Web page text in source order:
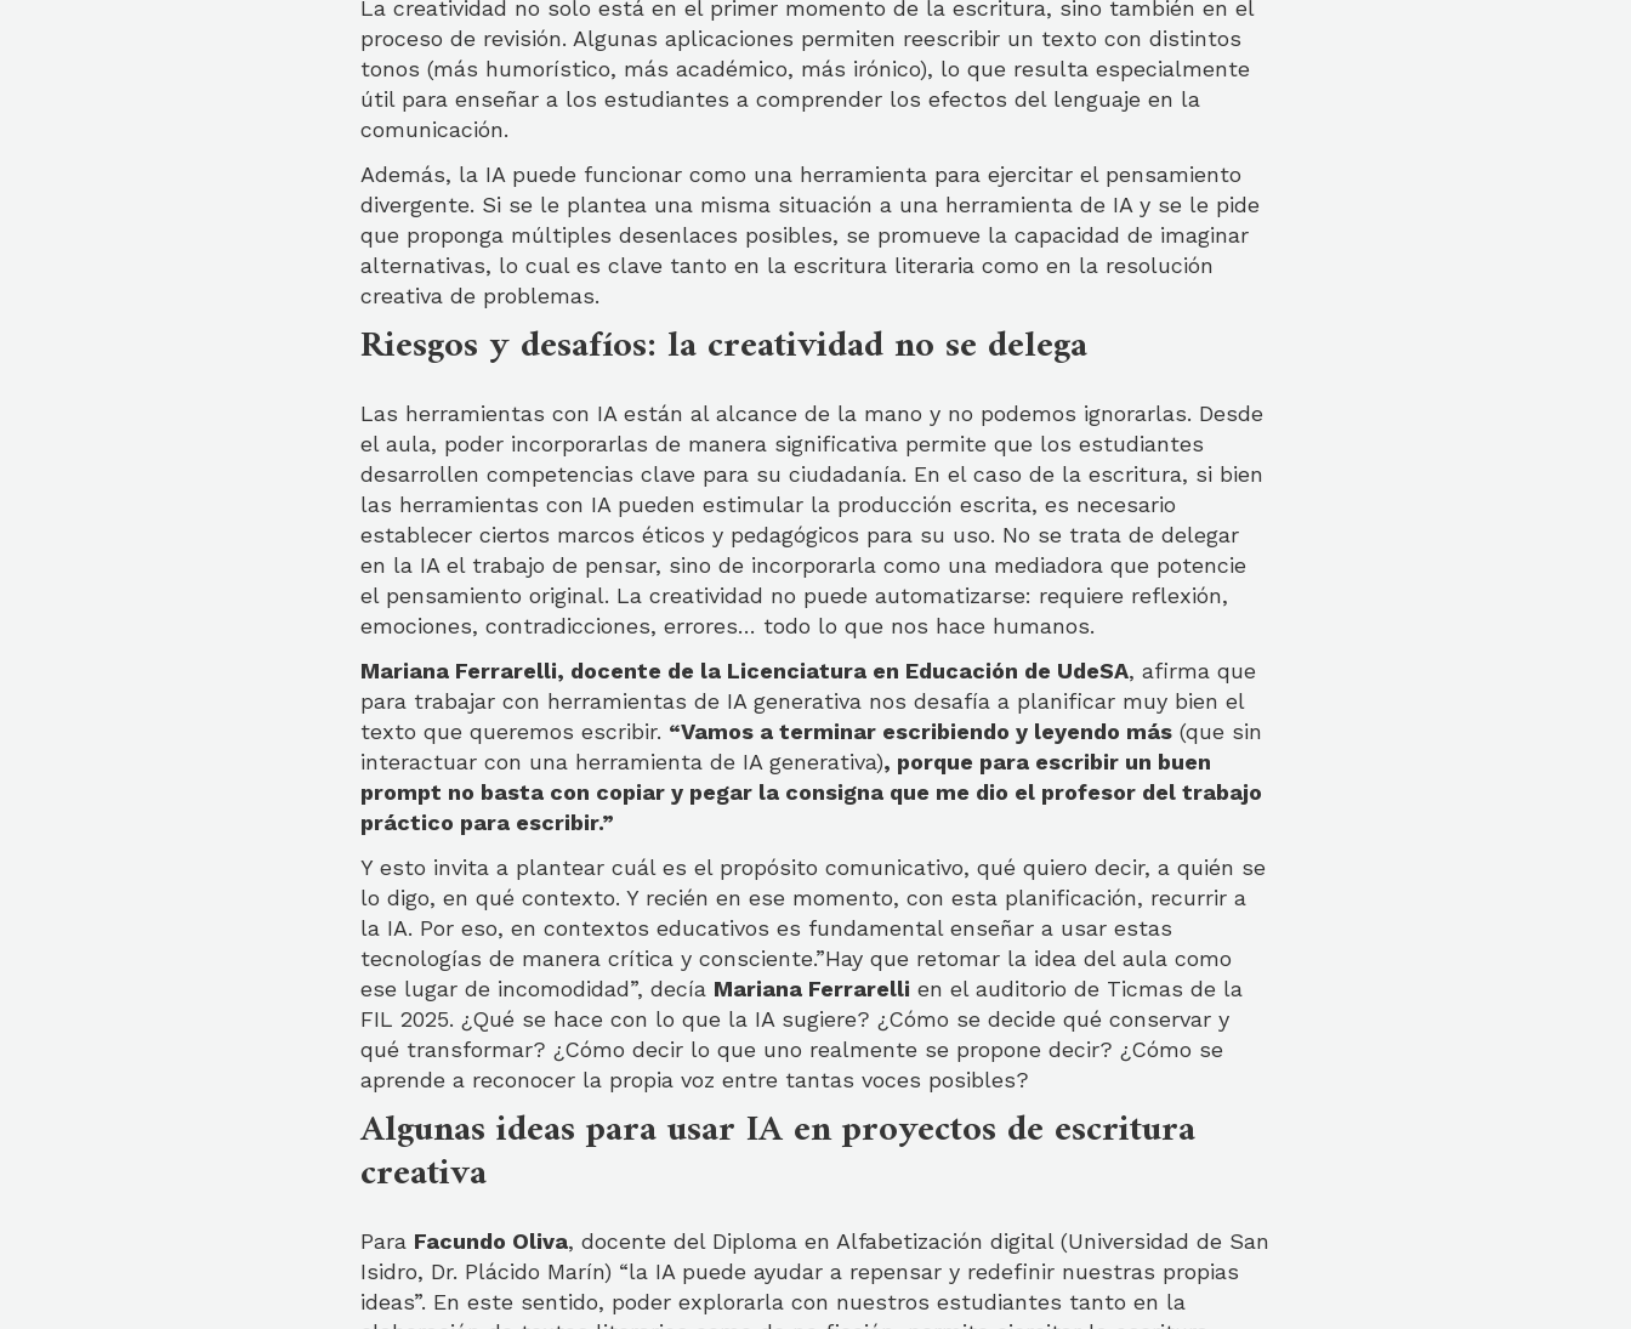
La creatividad no solo está en el primer momento de la escritura, sino también en el
proceso de revisión. Algunas aplicaciones permiten reescribir un texto con distintos
tonos (más humorístico, más académico, más irónico), lo que resulta especialmente
útil para enseñar a los estudiantes a comprender los efectos del lenguaje en la
comunicación.
Además, la IA puede funcionar como una herramienta para ejercitar el pensamiento
divergente. Si se le plantea una misma situación a una herramienta de IA y se le pide
que proponga múltiples desenlaces posibles, se promueve la capacidad de imaginar
alternativas, lo cual es clave tanto en la escritura literaria como en la resolución
creativa de problemas.
Riesgos y desafíos: la creatividad no se delega
Las herramientas con IA están al alcance de la mano y no podemos ignorarlas. Desde
el aula, poder incorporarlas de manera significativa permite que los estudiantes
desarrollen competencias clave para su ciudadanía. En el caso de la escritura, si bien
las herramientas con IA pueden estimular la producción escrita, es necesario
establecer ciertos marcos éticos y pedagógicos para su uso. No se trata de delegar
en la IA el trabajo de pensar, sino de incorporarla como una mediadora que potencie
el pensamiento original. La creatividad no puede automatizarse: requiere reflexión,
emociones, contradicciones, errores… todo lo que nos hace humanos.
Mariana Ferrarelli, docente de la Licenciatura en Educación de UdeSA, afirma que
para trabajar con herramientas de IA generativa nos desafía a planificar muy bien el
texto que queremos escribir. “Vamos a terminar escribiendo y leyendo más (que sin
interactuar con una herramienta de IA generativa), porque para escribir un buen
prompt no basta con copiar y pegar la consigna que me dio el profesor del trabajo
práctico para escribir.”
Y esto invita a plantear cuál es el propósito comunicativo, qué quiero decir, a quién se
lo digo, en qué contexto. Y recién en ese momento, con esta planificación, recurrir a
la IA. Por eso, en contextos educativos es fundamental enseñar a usar estas
tecnologías de manera crítica y consciente.”Hay que retomar la idea del aula como
ese lugar de incomodidad”, decía Mariana Ferrarelli en el auditorio de Ticmas de la
FIL 2025. ¿Qué se hace con lo que la IA sugiere? ¿Cómo se decide qué conservar y
qué transformar? ¿Cómo decir lo que uno realmente se propone decir? ¿Cómo se
aprende a reconocer la propia voz entre tantas voces posibles?
Algunas ideas para usar IA en proyectos de escritura
creativa
Para Facundo Oliva, docente del Diploma en Alfabetización digital (Universidad de San
Isidro, Dr. Plácido Marín) “la IA puede ayudar a repensar y redefinir nuestras propias
ideas”. En este sentido, poder explorarla con nuestros estudiantes tanto en la